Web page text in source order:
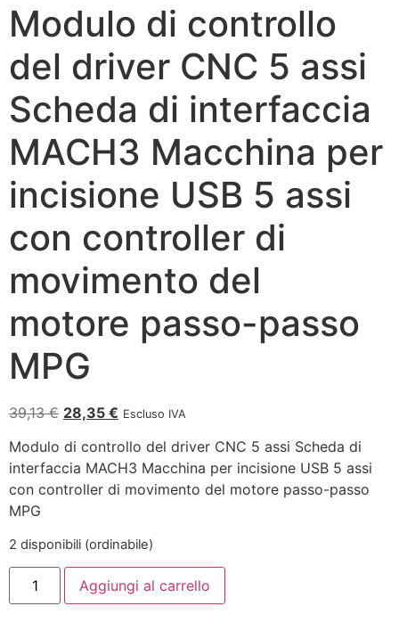
Modulo di controllo
del driver CNC 5 assi
Scheda di interfaccia
MACH3 Macchina per
incisione USB 5 assi
con controller di
movimento del
motore passo-passo
MPG
39,13€ 28,35 € Escluso IVA
Modulo di controllo del driver CNC 5 assi Scheda di
interfaccia MACH3 Macchina per incisione USB 5 assi
con controller di movimento del motore passo-passo
MPG
2 disponibili (ordinabile)
Aggiungi al carrello